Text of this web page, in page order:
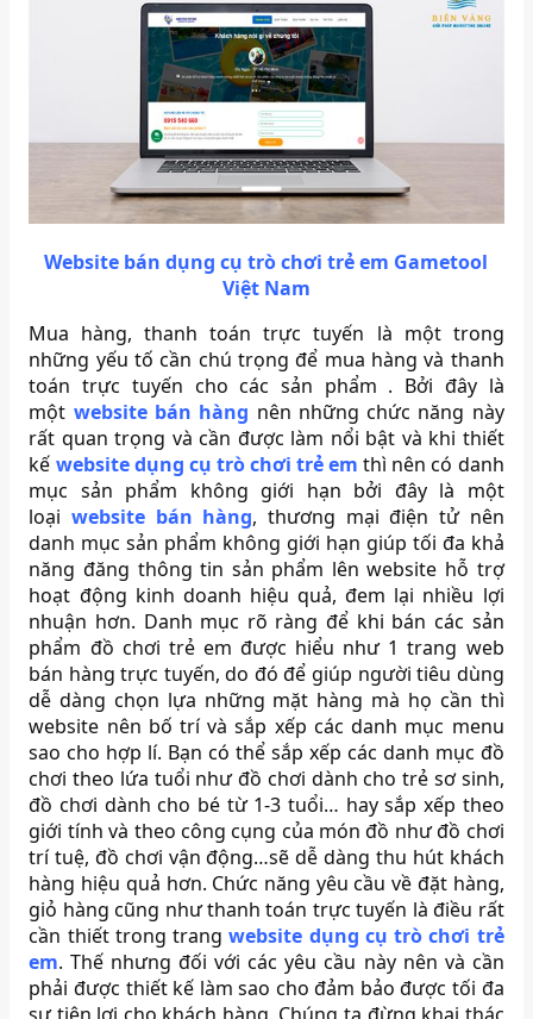
Website bán dụng cụ trò chơi trẻ em Gametool
Việt Nam
Mua hàng, thanh toán trực tuyến là một trong
những yếu tố cần chú trọng để mua hàng và thanh
toán trực tuyến cho các sản phẩm . Bởi đây là
một website bán hàng nên những chức năng này
rất quan trọng và cần được làm nổi bật và khi thiết
kế website dụng cụ trò chơi trẻ em thì nên có danh
mục sản phẩm không giới hạn bởi đây là một
loạiwebsite bán hàng, thương mại điện tử nên
danh mục sản phẩm không giới hạn giúp tối đa khả
năng đăng thông tin sản phẩm lên website hỗ trợ
hoạt động kinh doanh hiệu quả, đem lại nhiều lợi
nhuận hơn. Danh mục rõ ràng để khi bán các sản
phẩm đồ chơi trẻ em được hiểu như 1 trang web
bán hàng trực tuyến, do đó để giúp người tiêu dùng
dễ dàng chọn lựa những mặt hàng mà họ cần thì
website nên bố trí và sắp xếp các danh mục menu
sao cho hợp lí. Bạn có thể sắp xếp các danh mục đồ
chơi theo lứa tuổi như đồ chơi dành cho trẻ sơ sinh,
đồ chơi dành cho bé từ 1-3 tuổi… hay sắp xếp theo
giới tính và theo công cụng của món đồ như đồ chơi
trí tuệ, đồ chơi vận động…sẽ dễ dàng thu hút khách
hàng hiệu quả hơn. Chức năng yêu cầu về đặt hàng,
giỏ hàng cũng như thanh toán trực tuyến là điều rất
cần thiết trong trangwebsite dụng cụ trò chơi trẻ
em. Thế nhưng đối với các yêu cầu này nên và cần
phải được thiết kế làm sao cho đảm bảo được tối đa